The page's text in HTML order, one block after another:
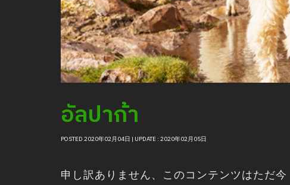
อัลปาก้า
POSTED 2020年02月04日 | UPDATE : 2020年02月05日
申し訳ありません、このコンテンツはただ今